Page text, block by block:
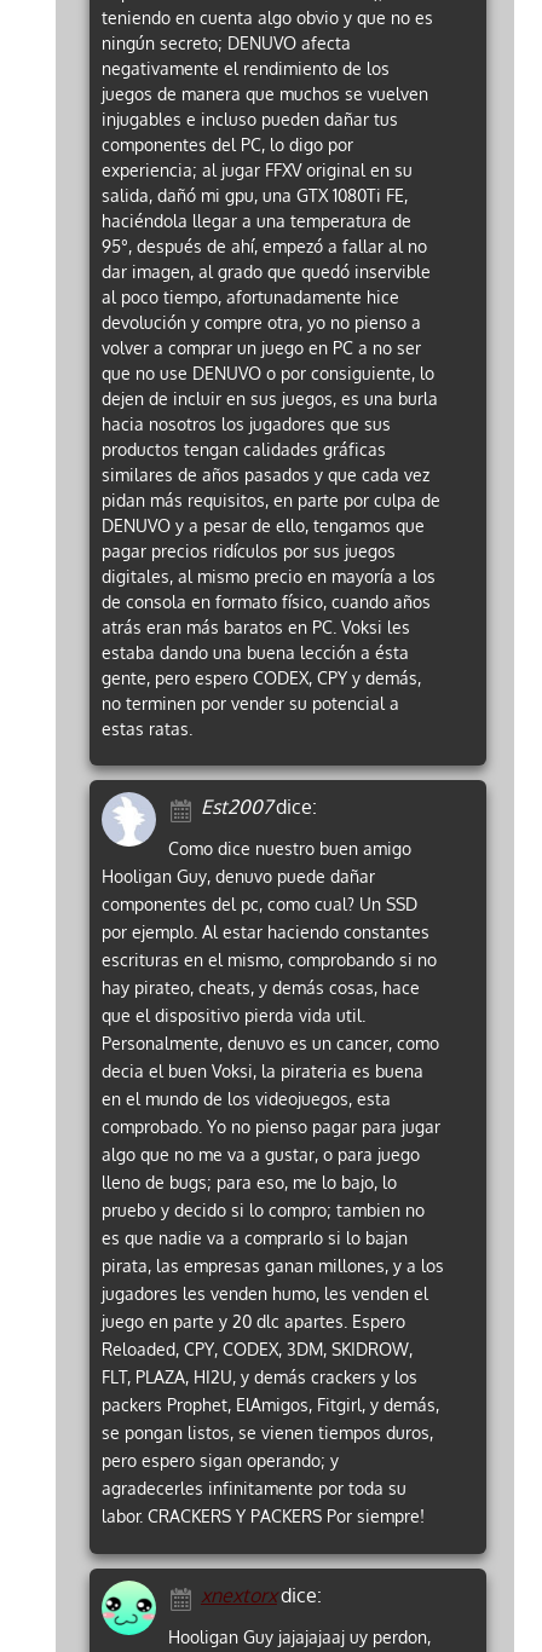
teniendo en cuenta algo obvio y que no es
ningún secreto; DENUVO afecta
negativamente el rendimiento de los
juegos de manera que muchos se vuelven
injugables e incluso pueden dañar tus
componentes del PC, lo digo por
experiencia; al jugar FFXV original en su
salida, dañó mi gpu, una GTX 1080Ti FE,
haciéndola llegar a una temperatura de
95°, después de ahí, empezó a fallar al no
dar imagen, al grado que quedó inservible
al poco tiempo, afortunadamente hice
devolución y compre otra, yo no pienso a
volver a comprar un juego en PC a no ser
que no use DENUVO o por consiguiente, lo
dejen de incluir en sus juegos, es una burla
hacia nosotros los jugadores que sus
productos tengan calidades gráficas
similares de años pasados y que cada vez
pidan más requisitos, en parte por culpa de
DENUVO y a pesar de ello, tengamos que
pagar precios ridículos por sus juegos
digitales, al mismo precio en mayoría a los
de consola en formato físico, cuando años
atrás eran más baratos en PC. Voksi les
estaba dando una buena lección a ésta
gente, pero espero CODEX, CPY y demás,
no terminen por vender su potencial a
estas ratas.
Est2007dice:
Como dice nuestro buen amigo
Hooligan Guy, denuvo puede dañar
componentes del pc, como cual? Un SSD
por ejemplo. Al estar haciendo constantes
escrituras en el mismo, comprobando si no
hay pirateo, cheats, y demás cosas, hace
que el dispositivo pierda vida util.
Personalmente, denuvo es un cancer, como
decia el buen Voksi, la pirateria es buena
en el mundo de los videojuegos, esta
comprobado. Yo no pienso pagar para jugar
algo que no me va a gustar, o para juego
lleno de bugs; para eso, me lo bajo, lo
pruebo y decido si lo compro; tambien no
es que nadie va a comprarlo si lo bajan
pirata, las empresas ganan millones, y a los
jugadores les venden humo, les venden el
juego en parte y 20 dlc apartes. Espero
Reloaded, CPY, CODEX, 3DM, SKIDROW,
FLT, PLAZA, HI2U, y demás crackers y los
packers Prophet, ElAmigos, Fitgirl, y demás,
se pongan listos, se vienen tiempos duros,
pero espero sigan operando; y
agradecerles infinitamente por toda su
labor. CRACKERS Y PACKERS Por siempre!
xnextorxdice:
Hooligan Guy jajajajaaj uy perdon,